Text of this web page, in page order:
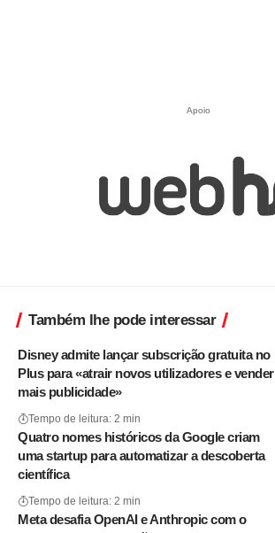
Apoio
Também lhe pode interessar
Disney admite lançar subscrição gratuita no
Plus para «atrair novos utilizadores e vender
mais publicidade»
Tempo de leitura: 2 min
Quatro nomes históricos da Google criam
uma startup para automatizar a descoberta
científica
Tempo de leitura: 2 min
Meta desafia OpenAI e Anthropic com o